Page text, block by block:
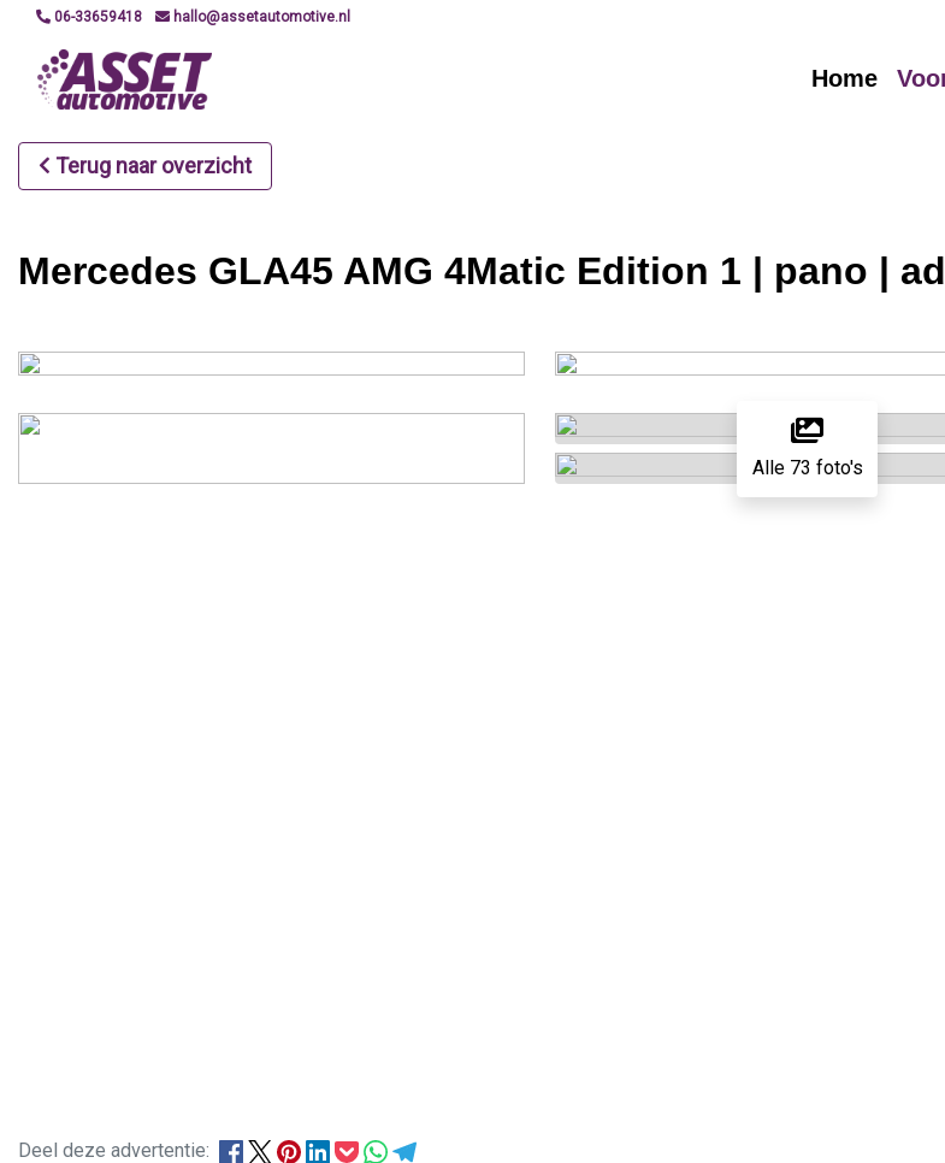
06-33659418 hallo@assetautomotive.nl
Home
Terug naar overzicht
Mercedes GLA45 AMG 4Matic Edition 1 | pano |
Alle 73 foto's
Deel deze advertentie: